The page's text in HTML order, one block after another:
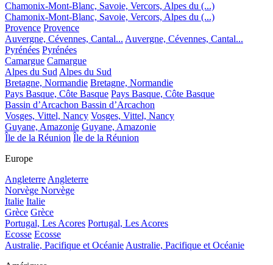
Chamonix-Mont-Blanc, Savoie, Vercors, Alpes du (...)
Chamonix-Mont-Blanc, Savoie, Vercors, Alpes du (...)
Provence Provence
Auvergne, Cévennes, Cantal... Auvergne, Cévennes, Cantal...
Pyrénées Pyrénées
Camargue Camargue
Alpes du SudAlpes du Sud
Bretagne, Normandie Bretagne, Normandie
Pays Basque, Côte Basque Pays Basque, Côte Basque
Bassin d’Arcachon Bassin d’Arcachon
Vosges, Vittel, Nancy Vosges, Vittel, Nancy
Guyane, Amazonie Guyane, Amazonie
Île de la Réunion Île de la Réunion
Europe
AngleterreAngleterre
Norvège Norvège
Italie Italie
Grèce Grèce
Portugal, Les Acores Portugal, Les Acores
Ecosse Ecosse
Australie, Pacifique et OcéanieAustralie, Pacifique et Océanie